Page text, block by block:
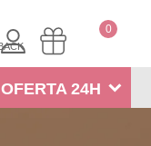
0
OFERTA 24H